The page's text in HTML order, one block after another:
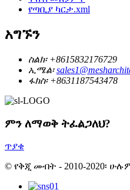
የጣቢያ ካርታ.xml
አግኙን
ስልክ፡ +8615832176729
ኢሜል፡
ፋክስ፡ +8631187543478
ምን ለማወቅ ትፈልጋለህ?
ጥያቄ
© የቅጂ መብት - 2010-2020፡